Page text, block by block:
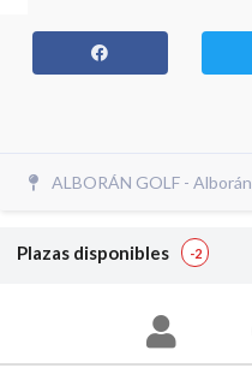
ALBORÁN GOLF - Alborán
Plazas disponibles -2